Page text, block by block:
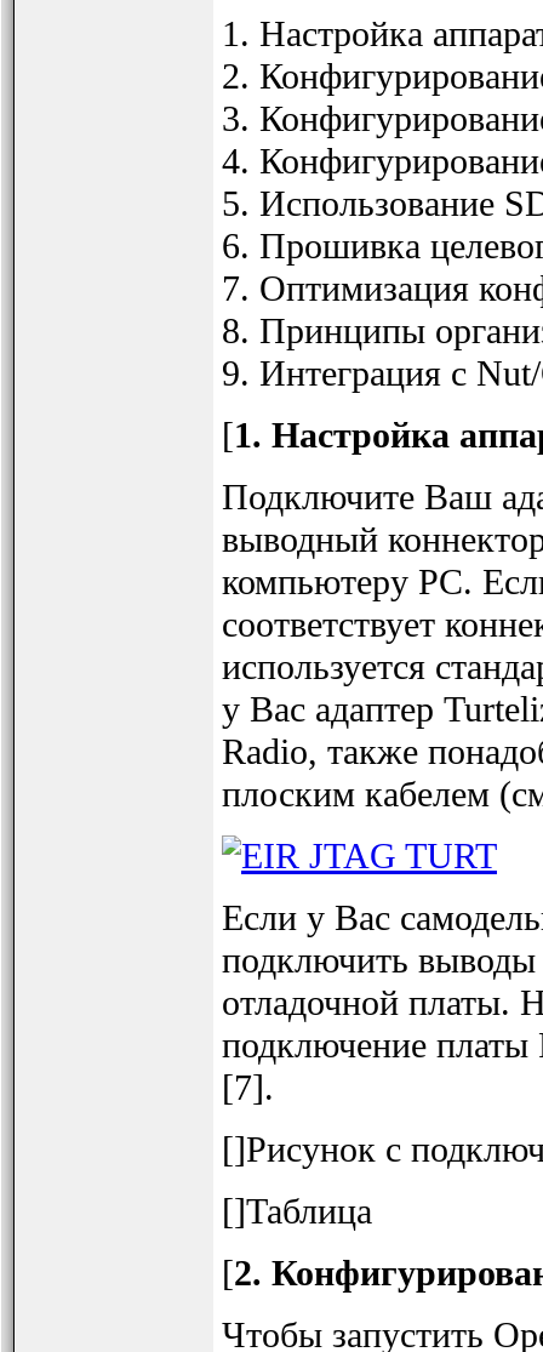
1. Настройка
2.
3.
4.
5. Использование
6. Прошивка
7. Оптимизация
8. Принципы
9. Интеграция с
[1. Настройка
Подключите Ваш
выводный
компьютеру PC.
соответствует
используется
у Вас адаптер
Radio, также
плоским кабелем
Если у Вас
подключить выводы
отладочной платы.
подключение
[7].
[]Рисунок с
[]Таблица
[2.
Чтобы запустить